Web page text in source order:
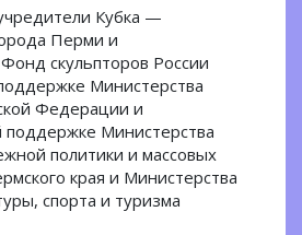
Кубка —
Перми и
скульпторов России
Министерства
Федерации и
Министерства
политики и массовых
края и Министерства
спорта и туризма